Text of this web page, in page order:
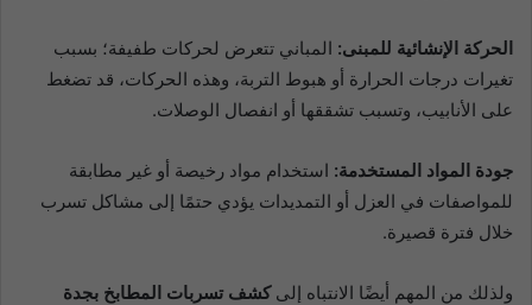
الحركة الإنشائية للمبنى: المباني تتعرض لحركات طفيفة؛ بسبب
تغيرات درجات الحرارة أو هبوط التربة، وهذه الحركات، قد تضغط
على الأنابيب، وتسبب تشققها أو انفصال الوصلات.
جودة المواد المستخدمة: استخدام مواد رخيصة أو غير مطابقة
للمواصفات في العزل أو التمديدات يؤدي حتمًا إلى مشاكل تسرب
خلال فترة قصيرة.
ولذلك من المهم أيضًا الانتباه إلىكشف تسربات المطابخ بجدة